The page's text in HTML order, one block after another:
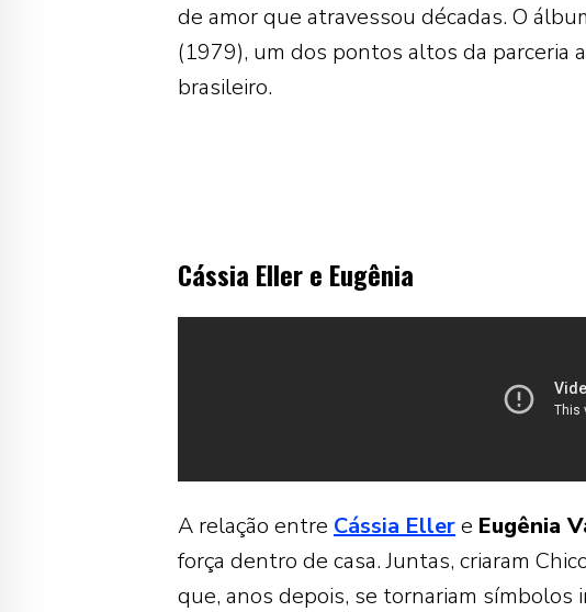
de amor que atravessou décadas. O
(1979), um dos pontos altos da parceria
brasileiro.
Cássia Eller e Eugênia
A relação entre Cássia Ellere Eugênia
força dentro de casa. Juntas, criaram
que, anos depois, se tornariam